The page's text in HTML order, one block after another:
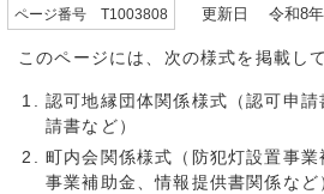
ページ番号 T1003808 更新日 令和8年
このページには、次の様式を掲載し
認可地縁団体関係様式（認可申請
請書など）
町内会関係様式（防犯灯設置事
事業補助金、情報提供書関係など